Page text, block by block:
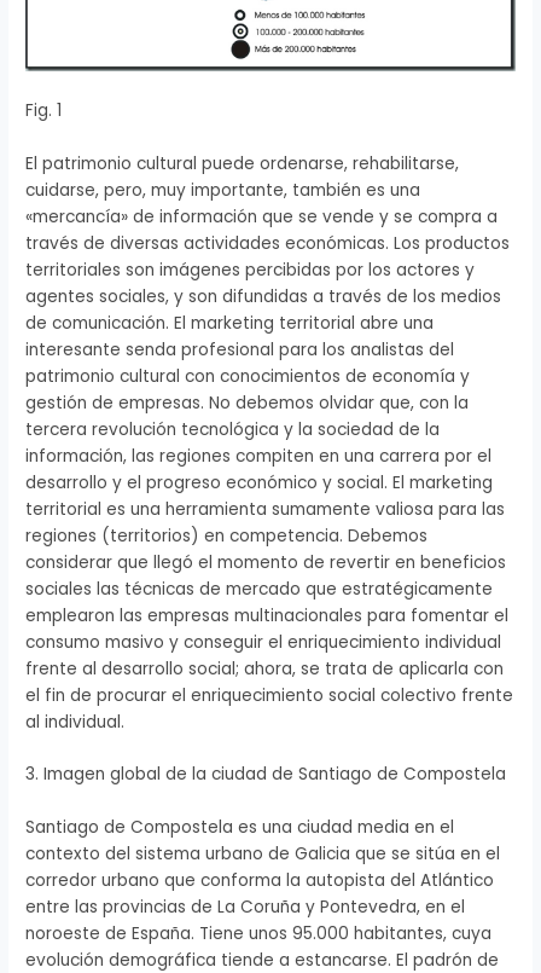
Fig. 1
El patrimonio cultural puede ordenarse, rehabilitarse,
cuidarse, pero, muy importante, también es una
«mercancía» de información que se vende y se compra a
través de diversas actividades económicas. Los productos
territoriales son imágenes percibidas por los actores y
agentes sociales, y son difundidas a través de los medios
de comunicación. El marketing territorial abre una
interesante senda profesional para los analistas del
patrimonio cultural con conocimientos de economía y
gestión de empresas. No debemos olvidar que, con la
tercera revolución tecnológica y la sociedad de la
información, las regiones compiten en una carrera por el
desarrollo y el progreso económico y social. El marketing
territorial es una herramienta sumamente valiosa para las
regiones (territorios) en competencia. Debemos
considerar que llegó el momento de revertir en beneficios
sociales las técnicas de mercado que estratégicamente
emplearon las empresas multinacionales para fomentar el
consumo masivo y conseguir el enriquecimiento individual
frente al desarrollo social; ahora, se trata de aplicarla con
el fin de procurar el enriquecimiento social colectivo frente
al individual.
3. Imagen global de la ciudad de Santiago de Compostela
Santiago de Compostela es una ciudad media en el
contexto del sistema urbano de Galicia que se sitúa en el
corredor urbano que conforma la autopista del Atlántico
entre las provincias de La Coruña y Pontevedra, en el
noroeste de España. Tiene unos 95.000 habitantes, cuya
evolución demográfica tiende a estancarse. El padrón de